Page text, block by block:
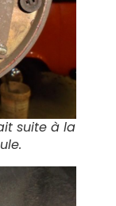
suite à la